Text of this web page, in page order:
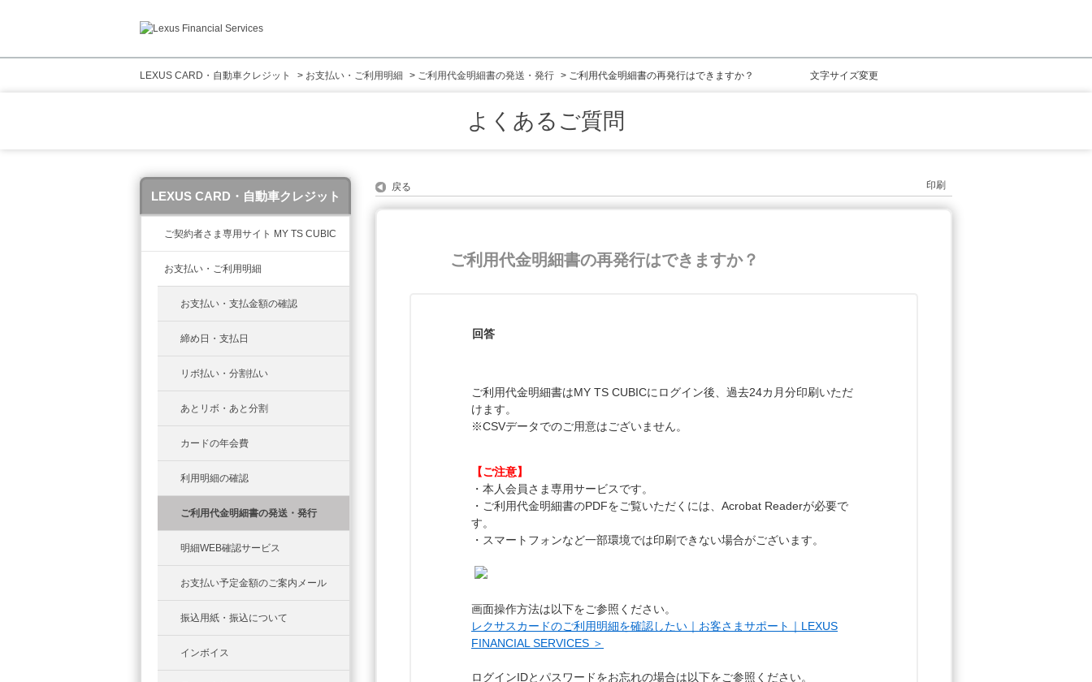
文字サイズ変更
LEXUS CARD・自動車クレジット > お支払い・ご利用明細 > ご利用代金明細書の発送・発行 > ご利用代金明細書の再発行はできますか？
LEXUS CARD・自動車クレジット
ご契約者さま専用サイト MY TS CUBIC
お支払い・ご利用明細
お支払い・支払金額の確認
締め日・支払日
リボ払い・分割払い
あとリボ・あと分割
カードの年会費
利用明細の確認
ご利用代金明細書の発送・発行
明細WEB確認サービス
お支払い予定金額のご案内メール
振込用紙・振込について
インボイス
よくあるご質問
戻る 印刷
ご利用代金明細書の再発行はできますか？
回答
ご利用代金明細書はMY TS CUBICにログイン後、過去24カ月分印刷いただ
けます。
※CSVデータでのご用意はございません。
【ご注意】
・本人会員さま専用サービスです。
・ご利用代金明細書のPDFをご覧いただくには、Acrobat Readerが必要で
す。
・スマートフォンなど一部環境では印刷できない場合がございます。
画面操作方法は以下をご参照ください。
レクサスカードのご利用明細を確認したい｜お客さまサポート｜LEXUS
FINANCIAL SERVICES ＞
ログインIDとパスワードをお忘れの場合は以下をご参照ください。